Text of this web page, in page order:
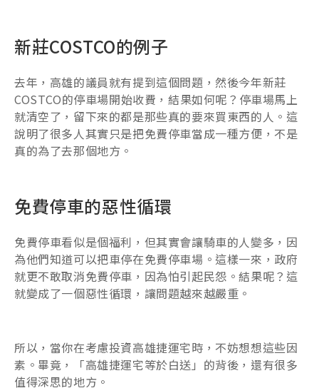
新莊COSTCO的例子
去年，高雄的議員就有提到這個問題，然後今年新莊
COSTCO的停車場開始收費，結果如何呢？停車場馬上
就清空了，留下來的都是那些真的要來買東西的人。這
說明了很多人其實只是把免費停車當成一種方便，不是
真的為了去那個地方。
免費停車的惡性循環
免費停車看似是個福利，但其實會讓騎車的人變多，因
為他們知道可以把車停在免費停車場。這樣一來，政府
就更不敢取消免費停車，因為怕引起民怨。結果呢？這
就變成了一個惡性循環，讓問題越來越嚴重。
所以，當你在考慮投資高雄捷運宅時，不妨想想這些因
素。畢竟，「高雄捷運宅等於白送」的背後，還有很多
值得深思的地方。